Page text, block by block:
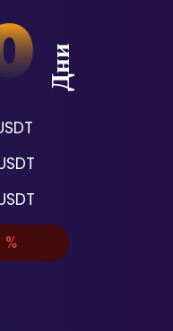
Дни
%